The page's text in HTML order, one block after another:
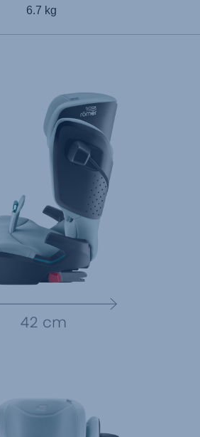
6.7 kg